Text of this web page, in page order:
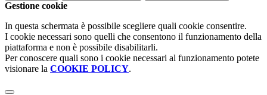
Gestione cookie
In questa schermata è possibile scegliere quali cookie consentire.
I cookie necessari sono quelli che consentono il funzionamento della
piattaforma e non è possibile disabilitarli.
Per conoscere quali sono i cookie necessari al funzionamento potete
visionare la COOKIE POLICY.